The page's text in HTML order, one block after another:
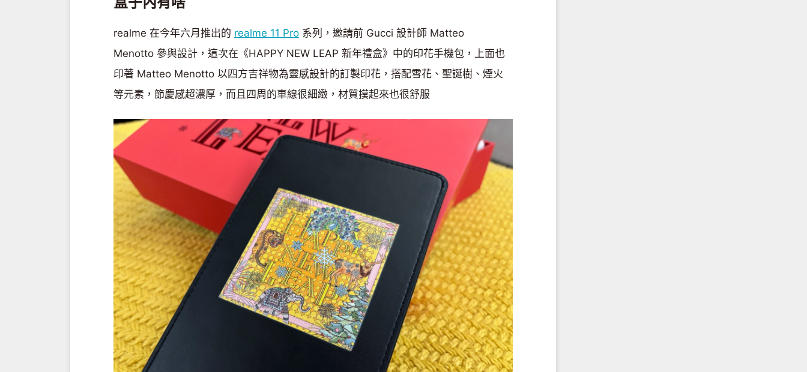
realme 在今年六月推出的 realme 11 Pro 系列，邀請前 Gucci 設計師 Matteo
Menotto 參與設計，這次在《HAPPY NEW LEAP 新年禮盒》中的印花手機包，上面也
印著 Matteo Menotto 以四方吉祥物為靈感設計的訂製印花，搭配雪花、聖誕樹、煙火
等元素，節慶感超濃厚，而且四周的車線很細緻，材質摸起來也很舒服